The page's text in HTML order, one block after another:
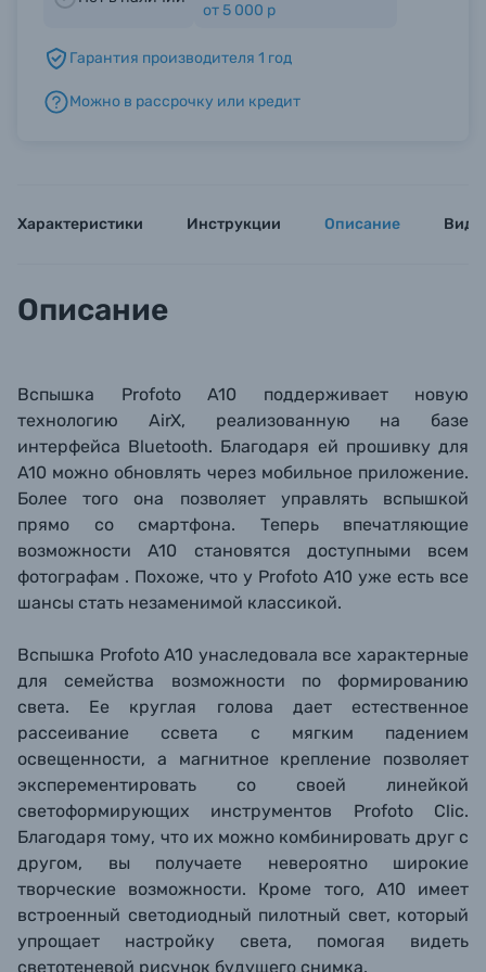
Б/У фототехника (Комиссионные товары)
от 5 000 р
Гарантия производителя 1 год
Можно в рассрочку или кредит
Характеристики Инструкции Описание
Описание
Вспышка Profoto A10 поддерживает новую
технологию AirX, реализованную на базе
интерфейса Bluetooth. Благодаря ей прошивку для
A10 можно обновлять через мобильное приложение.
Более того она позволяет управлять вспышкой
прямо со смартфона. Теперь впечатляющие
возможности A10 становятся доступными всем
фотографам . Похоже, что у Profoto A10 уже есть все
шансы стать незаменимой классикой.
Вспышка Profoto A10 унаследовала все характерные
для семейства возможности по формированию
света. Ее круглая голова дает естественное
рассеивание ссвета с мягким падением
освещенности, а магнитное крепление позволяет
эксперементировать со своей линейкой
светоформирующих инструментов Profoto Clic.
Благодаря тому, что их можно комбинировать друг с
другом, вы получаете невероятно широкие
творческие возможности. Кроме того, A10 имеет
встроенный светодиодный пилотный свет, который
упрощает настройку света, помогая видеть
светотеневой рисунок будущего снимка.